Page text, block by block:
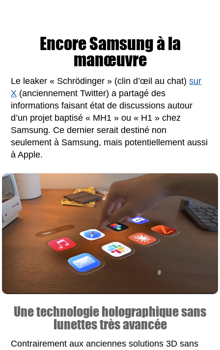
Encore Samsung à la
manœuvre
Le leaker « Schrödinger » (clin d’œil au chat)sur
X (anciennement Twitter) a partagé des
informations faisant état de discussions autour
d’un projet baptisé « MH1 » ou « H1 » chez
Samsung. Ce dernier serait destiné non
seulement à Samsung, mais potentiellement aussi
à Apple.
Une technologie holographique sans
lunettes très avancée
Contrairement aux anciennes solutions 3D sans